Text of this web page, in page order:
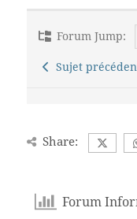
Forum Jump:
Sujet
Share:
Forum